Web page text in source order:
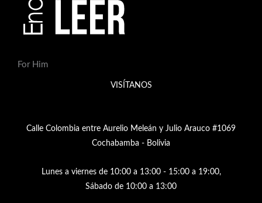
For Him
VISÍTANOS
Calle Colombia entre Aurelio Meleán y Julio Arauco #1069
Cochabamba - Bolivia
Lunes a viernes de 10:00 a 13:00 - 15:00 a 19:00,
Sábado de 10:00 a 13:00